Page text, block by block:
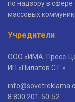
по надзору в
массовых
Учредители
ООО «ИМА. Пресс-
ИП «Пилатов С.Г.»
8 800 201-50-52